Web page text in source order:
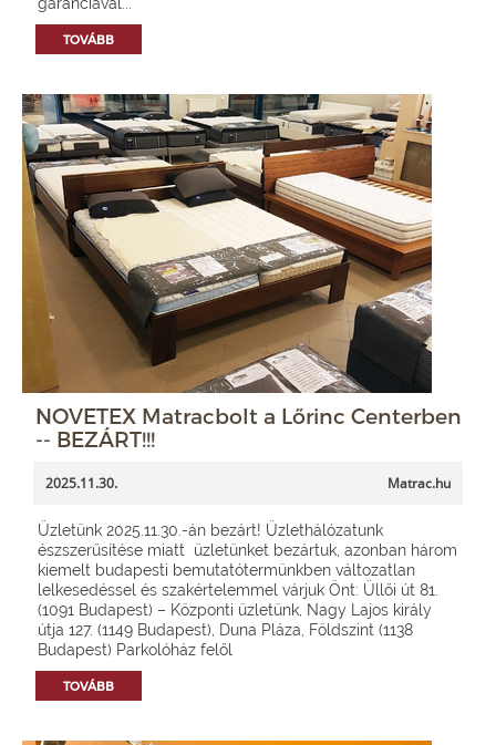
TOVÁBB
NOVETEX Matracbolt a Lőrinc Centerben
-- BEZÁRT!!!
2025.11.30. Matrac.hu
Üzletünk 2025.11.30.-án bezárt! Üzlethálózatunk
észszerűsítése miatt üzletünket bezártuk, azonban három
kiemelt budapesti bemutatótermünkben változatlan
lelkesedéssel és szakértelemmel várjuk Önt: Üllői út 81.
(1091 Budapest) – Központi üzletünk, Nagy Lajos király
útja 127. (1149 Budapest), Duna Pláza, Földszint (1138
Budapest) Parkolóház felől
TOVÁBB